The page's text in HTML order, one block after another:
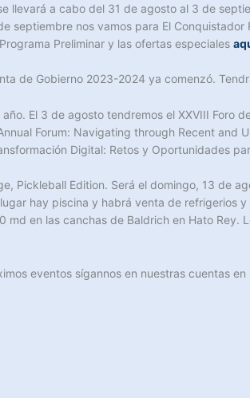
llevará a cabo del 31 de agosto al 3 de
septiembre nos vamos para El
Preliminar y las ofertas especiales
de Gobierno 2023-2024 ya comenzó.
El 3 de agosto tendremos el XXVIII Foro
Forum: Navigating through Recent and
Digital: Retos y Oportunidades
Pickleball Edition. Será el domingo, 13 de
hay piscina y habrá venta de refrigerios
en las canchas de Baldrich en Hato
eventos sígannos en nuestras cuentas